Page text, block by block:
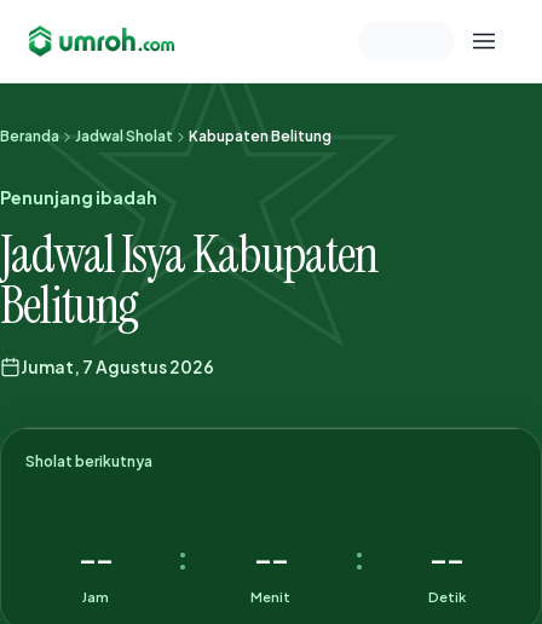
Memeriksa sesi akun
Beranda Jadwal Sholat Kabupaten Belitung
Penunjang ibadah
Jadwal Isya Kabupaten
Belitung
Jumat, 7 Agustus 2026
Sholat berikutnya
--
Jam
: --
Menit
: --
Detik